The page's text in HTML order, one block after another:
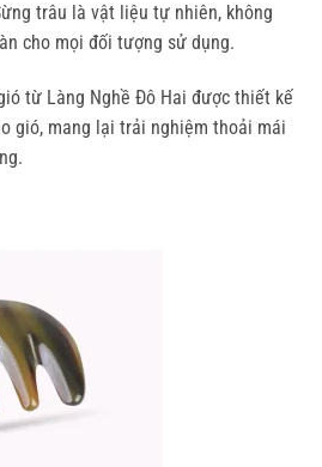
trâu là vật liệu tự nhiên, không
cho mọi đối tượng sử dụng.
từ Làng Nghề Đô Hai được thiết kế
gió, mang lại trải nghiệm thoải mái